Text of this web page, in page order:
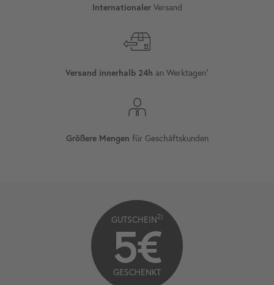
InternationalerVersand
Versand innerhalb 24h an Werktagen¹
Größere Mengen für Geschäftskunden
GUTSCHEIN2)
5€
GESCHENKT